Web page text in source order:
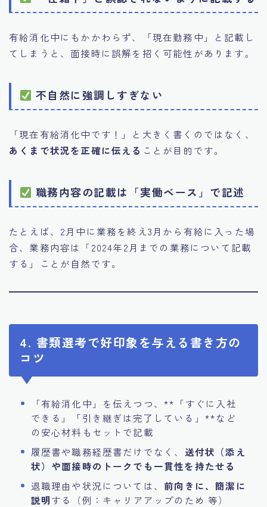
有給消化中にもかかわらず、「現在勤務中」と記載し
てしまうと、面接時に誤解を招く可能性があります。
不自然に強調しすぎない
「現在有給消化中です！」と大きく書くのではなく、
あくまで状況を正確に伝える ことが目的です。
職務内容の記載は「実働ベース」で記述
たとえば、2月中に業務を終え3月から有給に入った場
合、業務内容は「2024年2月までの業務について記載
する」ことが自然です。
4. 書類選考で好印象を与える書き方の
コツ
「有給消化中」を伝えつつ、**「すぐに入社
できる」「引き継ぎは完了している」**など
の安心材料もセットで記載
履歴書や職務経歴書だけでなく、 送付状（添え
状）や面接時のトークでも一貫性を持たせる
退職理由や状況については、 前向きに、簡潔に
説明する（例：キャリアアップのため 等）